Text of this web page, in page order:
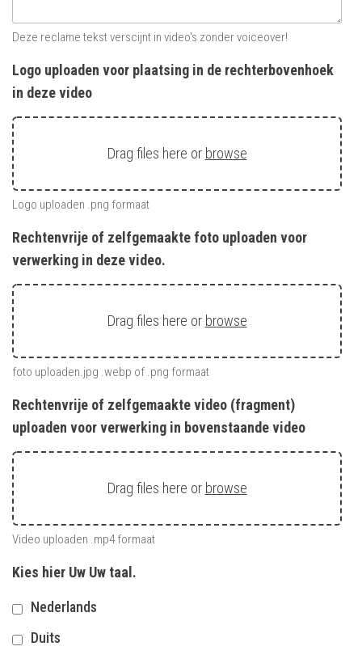
Deze reclame tekst verscijnt in video's zonder voiceover!
Logo uploaden voor plaatsing in de rechterbovenhoek
in deze video
Drag files here or browse
Logo uploaden .png formaat
Rechtenvrije of zelfgemaakte foto uploaden voor
verwerking in deze video.
Drag files here or browse
foto uploaden.jpg .webp of .png formaat
Rechtenvrije of zelfgemaakte video (fragment)
uploaden voor verwerking in bovenstaande video
Drag files here or browse
Video uploaden .mp4 formaat
Kies hier Uw Uw taal.
Nederlands
Duits